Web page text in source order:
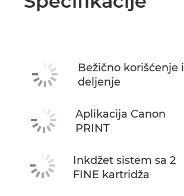
Bežično korišćenje i
deljenje
Aplikacija Canon
PRINT
Inkdžet sistem sa 2
FINE kartridža